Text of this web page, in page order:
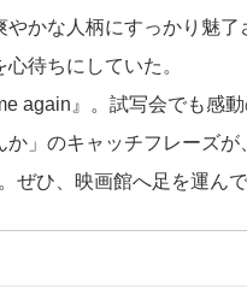
かな人柄にすっかり魅了
待ちにしていた。
again』。試写会でも感
」のキャッチフレーズが
ぜひ、映画館へ足を運んで